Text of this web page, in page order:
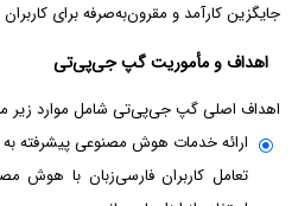
جایگزین کارآمد و مقرون‌به‌صرفه برای کاربران
اهداف و مأموریت گپ جی‌پی‌تی
اهداف اصلی گپ جی‌پی‌تی شامل موارد زیر
ارائه خدمات هوش مصنوعی پیشرفته به
تعامل کاربران فارسی‌زبان با هوش